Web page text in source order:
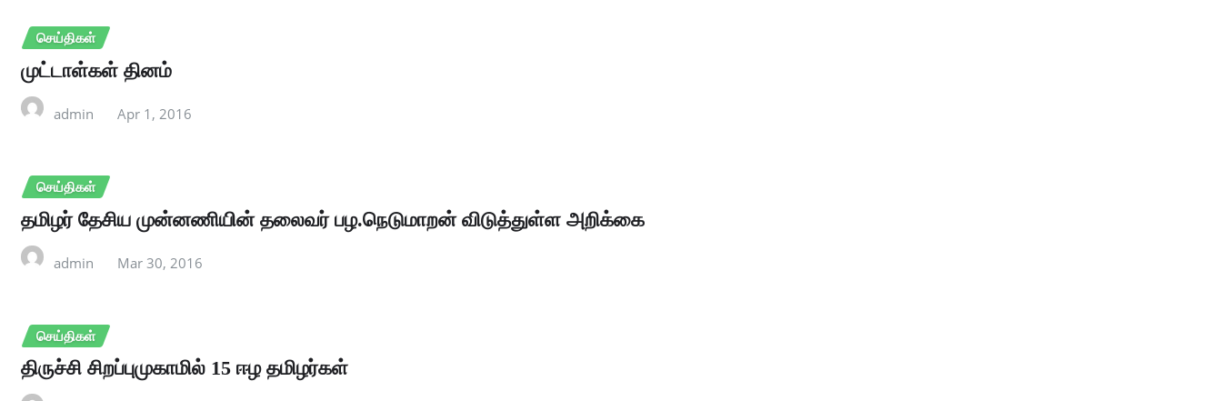
செய்திகள்
முட்டாள்கள் தினம்
admin Apr 1, 2016
செய்திகள்
தமிழர் தேசிய முன்னணியின் தலைவர் பழ.நெடுமாறன் விடுத்துள்ள அறிக்கை
admin Mar 30, 2016
செய்திகள்
திருச்சி சிறப்புமுகாமில் 15 ஈழ தமிழர்கள்